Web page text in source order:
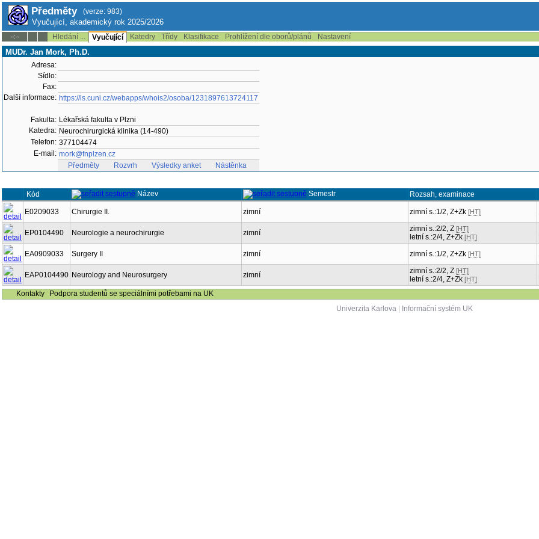
Předměty (verze: 983)
Vyučující, akademický rok 2025/2026
--:-- Hledání ... Vyučující Katedry Třídy Klasifikace Prohlížení dle oborů/plánů Nastavení
MUDr. Jan Mork, Ph.D.
Adresa:
Sídlo:
Fax:
Další informace: https://is.cuni.cz/webapps/whois2/osoba/1231897613724117
Fakulta: Lékařská fakulta v Plzni
Katedra: Neurochirurgická klinika (14-490)
Telefon: 377104474
E-mail: mork@fnplzen.cz
Předměty
Rozvrh Výsledky anket Nástěnka
Kód Název Semestr Rozsah, examinace
E0209033 Chirurgie II. zimní zimní s.:1/2, Z+Zk [HT]
EP0104490 Neurologie a neurochirurgie zimní zimní s.:2/2, Z [HT]
letní s.:2/4, Z+Zk [HT]
EA0909033 Surgery II zimní zimní s.:1/2, Z+Zk [HT]
EAP0104490 Neurology and Neurosurgery zimní zimní s.:2/2, Z [HT]
letní s.:2/4, Z+Zk [HT]
Kontakty
Podpora studentů se speciálními potřebami na UK
Univerzita Karlova| Informační systém UK